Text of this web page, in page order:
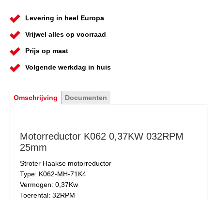
Levering in heel Europa
Vrijwel alles op voorraad
Prijs op maat
Volgende werkdag in huis
Omschrijving Documenten
Motorreductor K062 0,37KW 032RPM
25mm
Stroter Haakse motorreductor
Type: K062-MH-71K4
Vermogen: 0,37Kw
Toerental: 32RPM